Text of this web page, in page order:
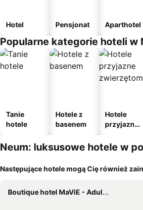
Hotel Pensjonat Aparthotel
Popularne kategorie hoteli w
Tanie
hotele
Hotele z
basenem
Hotele
przyjazne
m
Neum: luksusowe hotele w
Następujące hotele mogą Cię również
Boutique hotel MaViE - Adults Only